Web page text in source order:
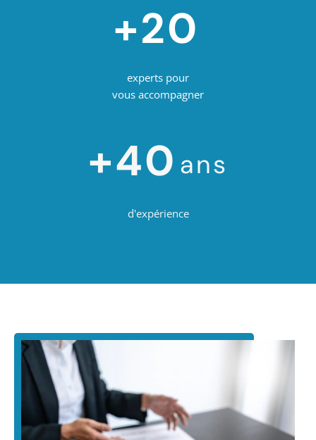
+20
experts pour
vous accompagner
+40 ans
d'expérience